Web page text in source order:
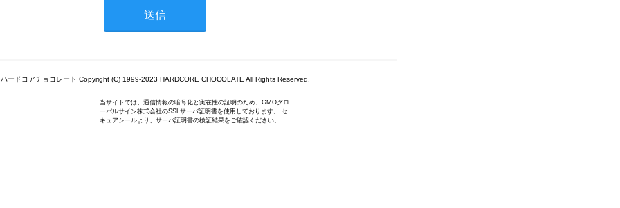
ハードコアチョコレート Copyright (C) 1999-2023 HARDCORE CHOCOLATE All Rights Reserved.
当サイトでは、通信情報の暗号化と実在性の証明のため、GMOグロ
ーバルサイン株式会社のSSLサーバ証明書を使用しております。 セ
キュアシールより、サーバ証明書の検証結果をご確認ください。